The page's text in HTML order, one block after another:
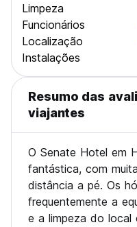
Limpeza
Funcionários
Localização
Instalações
Resumo das
viajantes
O Senate Hotel em
fantástica, com
distância a pé. Os
frequentemente a
e a limpeza do local